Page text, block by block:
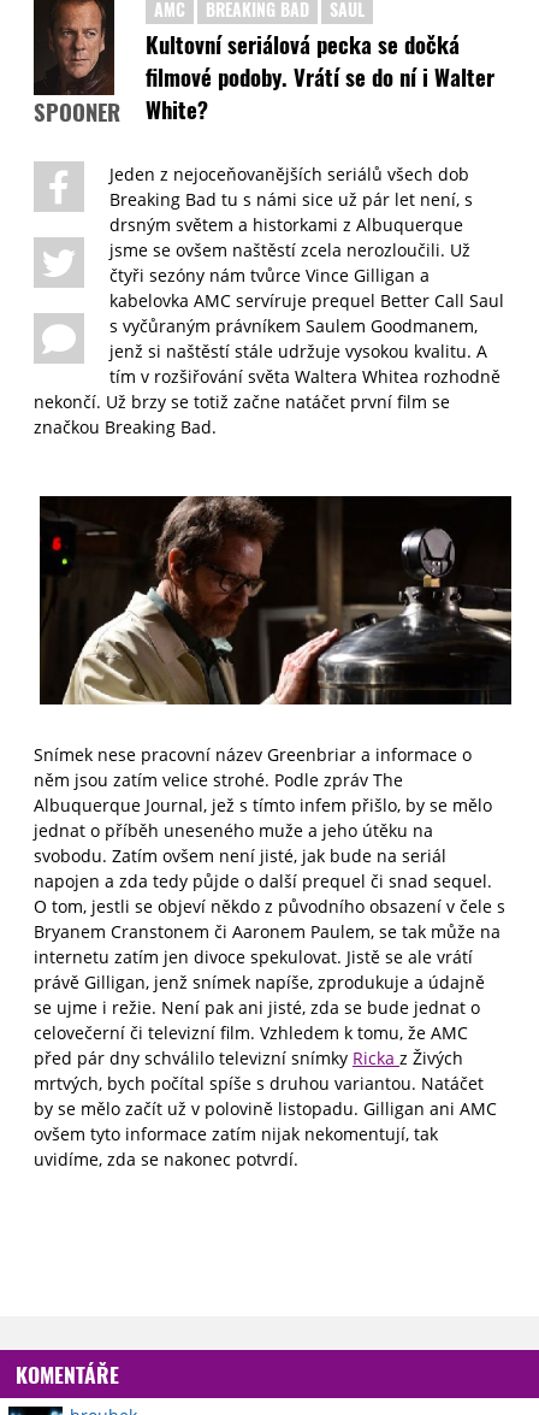
SPOONER
AMC BREAKING BAD SAUL
Kultovní seriálová pecka se dočká
filmové podoby. Vrátí se do ní i Walter
White?
Jeden z nejoceňovanějších seriálů všech dob
Breaking Bad tu s námi sice už pár let není, s
drsným světem a historkami z Albuquerque
jsme se ovšem naštěstí zcela nerozloučili. Už
čtyři sezóny nám tvůrce Vince Gilligan a
kabelovka AMC servíruje prequel Better Call Saul
s vyčůraným právníkem Saulem Goodmanem,
jenž si naštěstí stále udržuje vysokou kvalitu. A
tím v rozšiřování světa Waltera Whitea rozhodně
nekončí. Už brzy se totiž začne natáčet první film se
značkou Breaking Bad.
Snímek nese pracovní název Greenbriar a informace o
něm jsou zatím velice strohé. Podle zpráv The
Albuquerque Journal, jež s tímto infem přišlo, by se mělo
jednat o příběh uneseného muže a jeho útěku na
svobodu. Zatím ovšem není jisté, jak bude na seriál
napojen a zda tedy půjde o další prequel či snad sequel.
O tom, jestli se objeví někdo z původního obsazení v čele s
Bryanem Cranstonem či Aaronem Paulem, se tak může na
internetu zatím jen divoce spekulovat. Jistě se ale vrátí
právě Gilligan, jenž snímek napíše, zprodukuje a údajně
se ujme i režie. Není pak ani jisté, zda se bude jednat o
celovečerní či televizní film. Vzhledem k tomu, že AMC
před pár dny schválilo televizní snímky Ricka z Živých
mrtvých, bych počítal spíše s druhou variantou. Natáčet
by se mělo začít už v polovině listopadu. Gilligan ani AMC
ovšem tyto informace zatím nijak nekomentují, tak
uvidíme, zda se nakonec potvrdí.
KOMENTÁŘE